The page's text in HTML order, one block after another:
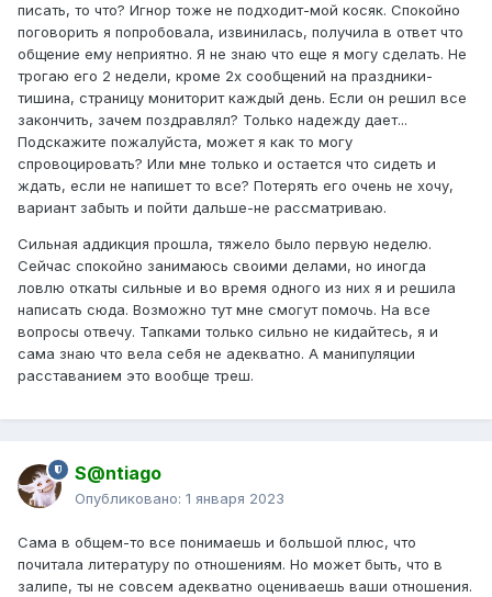
писать, то что? Игнор тоже не подходит-мой косяк. Спокойно
поговорить я попробовала, извинилась, получила в ответ что
общение ему неприятно. Я не знаю что еще я могу сделать. Не
трогаю его 2 недели, кроме 2х сообщений на праздники-
тишина, страницу мониторит каждый день. Если он решил все
закончить, зачем поздравлял? Только надежду дает...
Подскажите пожалуйста, может я как то могу
спровоцировать? Или мне только и остается что сидеть и
ждать, если не напишет то все? Потерять его очень не хочу,
вариант забыть и пойти дальше-не рассматриваю.
Сильная аддикция прошла, тяжело было первую неделю.
Сейчас спокойно занимаюсь своими делами, но иногда
ловлю откаты сильные и во время одного из них я и решила
написать сюда. Возможно тут мне смогут помочь. На все
вопросы отвечу. Тапками только сильно не кидайтесь, я и
сама знаю что вела себя не адекватно. А манипуляции
расставанием это вообще треш.
S@ntiago
Опубликовано: 1 января 2023
Сама в общем-то все понимаешь и большой плюс, что
почитала литературу по отношениям. Но может быть, что в
залипе, ты не совсем адекватно оцениваешь ваши отношения.